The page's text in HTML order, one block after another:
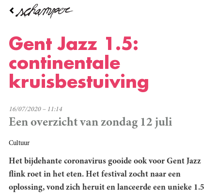
Overslaan
inhoud
gaanGent Jazz 1.5:
continentale
kruisbestuiving
16/07/2020 – 11:14
Een overzicht van zondag 12 juli
Cultuur
Het bijdehante coronavirus gooide ook voor Gent Jazz
flink roet in het eten. Het festival zocht naar een
oplossing, vond zich heruit en lanceerde een unieke 1.5